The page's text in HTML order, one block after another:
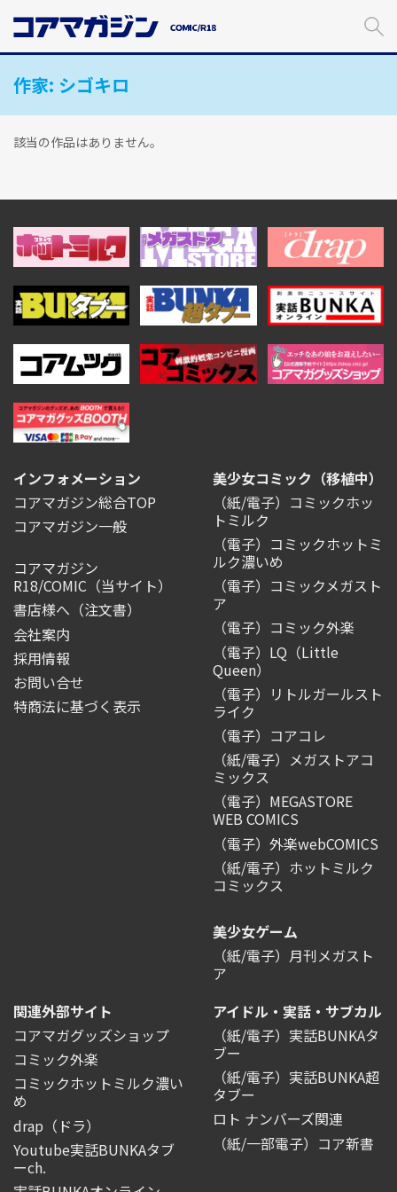
ン
作家: シゴキロ
該当の作品はありません。
インフォメーション
コアマガジン総合TOP
コアマガジン一般
コアマガジン
R18/COMIC （当サイト）
書店様へ（注文書）
会社案内
採用情報
お問い合せ
特商法に基づく表示
美少女コミック（移植中）
（紙/電子）コミックホッ
トミルク
（電子）コミックホットミ
ルク濃いめ
（電子）コミックメガスト
ア
（電子）コミック外楽
（電子）LQ（Little
Queen）
（電子）リトルガールスト
ライク
（電子）コアコレ
（紙/電子）メガストアコ
ミックス
（電子）MEGASTORE
WEB COMICS
（電子）外楽webCOMICS
（紙/電子）ホットミルク
コミックス
美少女ゲーム
（紙/電子）月刊メガスト
ア
関連外部サイト
コアマガグッズショップ
コミック外楽
コミックホットミルク濃い
め
drap（ドラ）
Youtube実話BUNKAタブ
ーch.
アイドル・実話・サブカル
（紙/電子）実話BUNKAタ
ブー
（紙/電子）実話BUNKA超
タブー
ロト ナンバーズ関連
（紙/一部電子）コア新書